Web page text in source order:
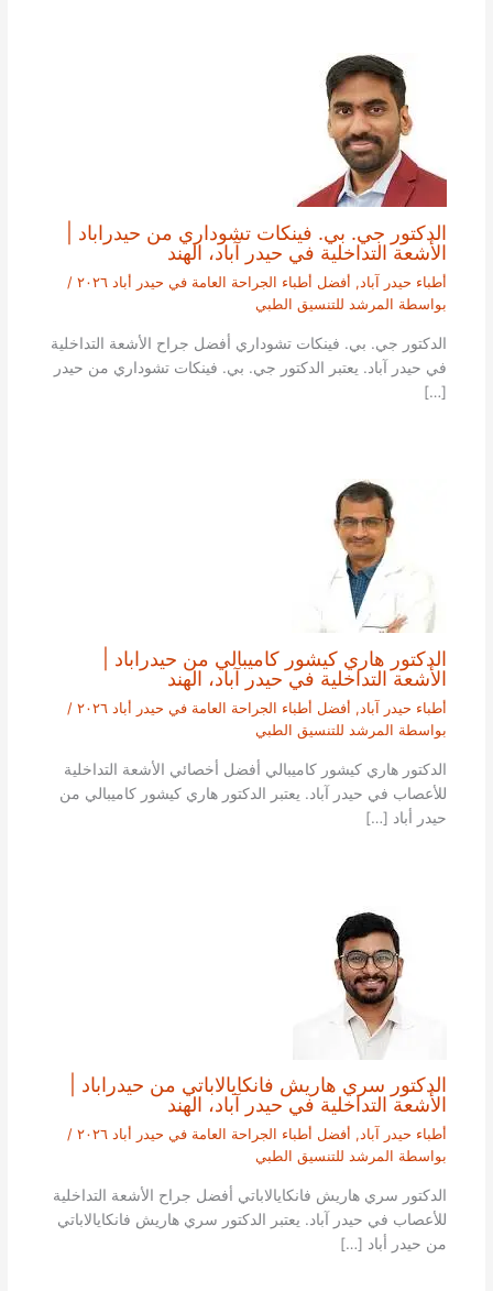
الدكتور جي. بي. فينكات تشوداري من حيدراباد |
الأشعة التداخلية في حيدر آباد، الهند
أطباء حيدر آباد , أفضل أطباء الجراحة العامة في حيدر أباد ٢٠٢٦
/
بواسطة المرشد للتنسيق الطبي
الدكتور جي. بي. فينكات تشوداري أفضل جراح الأشعة التداخلية
في حيدر آباد. يعتبر الدكتور جي. بي. فينكات تشوداري من حيدر
[…]
الدكتور هاري كيشور كاميبالي من حيدراباد |
الأشعة التداخلية في حيدر آباد، الهند
أطباء حيدر آباد, أفضل أطباء الجراحة العامة في حيدر أباد ٢٠٢٦
/
بواسطة المرشد للتنسيق الطبي
الدكتور هاري كيشور كاميبالي أفضل أخصائي الأشعة التداخلية
للأعصاب في حيدر آباد. يعتبر الدكتور هاري كيشور كاميبالي من
حيدر أباد […]
الدكتور سري هاريش فانكايالاباتي من حيدراباد |
الأشعة التداخلية في حيدر آباد، الهند
أطباء حيدر آباد, أفضل أطباء الجراحة العامة في حيدر أباد ٢٠٢٦
/
بواسطة المرشد للتنسيق الطبي
الدكتور سري هاريش فانكايالاباتي أفضل جراح الأشعة التداخلية
للأعصاب في حيدر آباد. يعتبر الدكتور سري هاريش فانكايالاباتي
من حيدر أباد […]